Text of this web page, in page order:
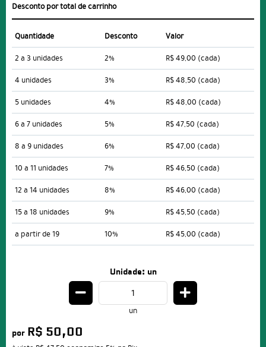
Desconto por total de carrinho
Quantidade Desconto
Valor
2 a 3 unidades
2% R$ 49,00 (cada)
4 unidades
3% R$ 48,50 (cada)
5 unidades
4% R$ 48,00 (cada)
6 a 7 unidades
5% R$ 47,50 (cada)
8 a 9 unidades
6% R$ 47,00 (cada)
10 a 11 unidades
7% R$ 46,50 (cada)
12 a 14 unidades
8% R$ 46,00 (cada)
15 a 18 unidades
9% R$ 45,50 (cada)
a partir de 19
10% R$ 45,00 (cada)
Unidade: un
un
por R$ 50,00